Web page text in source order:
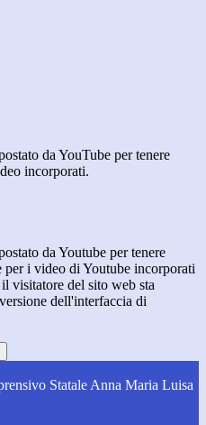
da YouTube per tenere
incorporati.
da Youtube per tenere
per i video di Youtube incorporati
visitatore del sito web sta
dell'interfaccia di
Statale Anna Maria Luisa